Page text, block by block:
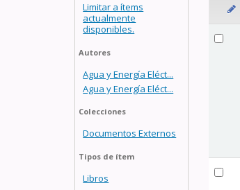
Limitar a ítems
actualmente
disponibles.
Autores
Agua y Energía Eléct...
Agua y Energía Eléct...
Colecciones
Documentos Externos
Tipos de ítem
Libros